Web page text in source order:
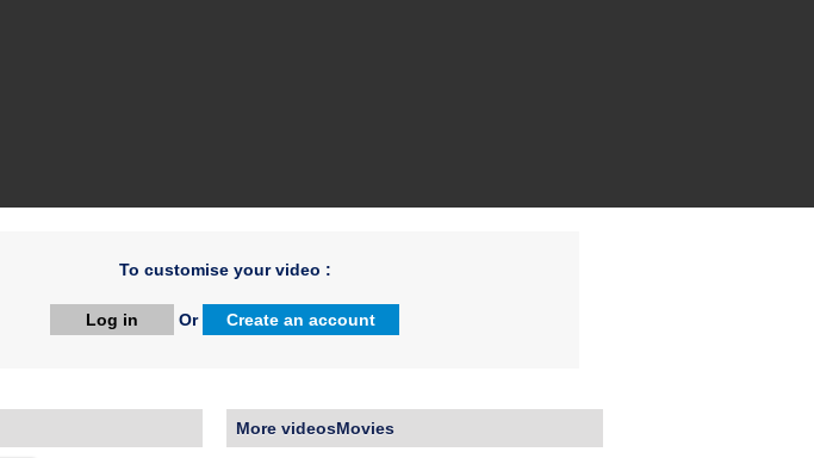
To customise your video :
Log in Or Create an account
More videosMovies